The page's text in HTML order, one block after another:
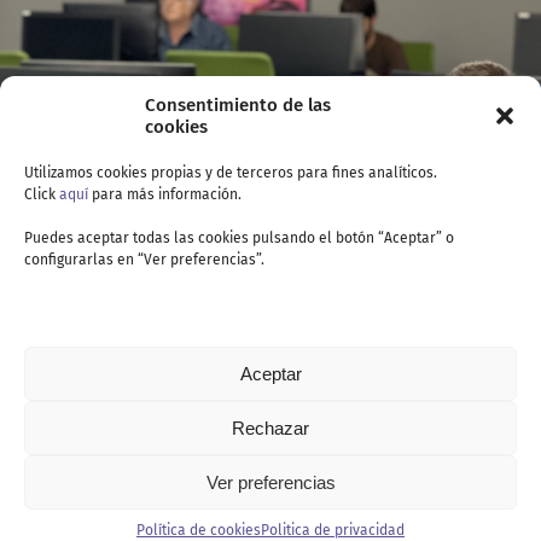
Consentimiento de las
cookies
Utilizamos cookies propias y de terceros para fines analíticos.
Click aquí para más información.
Puedes aceptar todas las cookies pulsando el botón “Aceptar” o
configurarlas en “Ver preferencias”.
Aceptar
Rechazar
Ver preferencias
Política de cookies Politica de privacidad